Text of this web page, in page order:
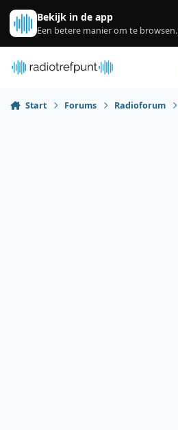
Spring naar bijdragen
Bekijk in de app
Een betere manier om te browsen.
Start Forums Radioforum